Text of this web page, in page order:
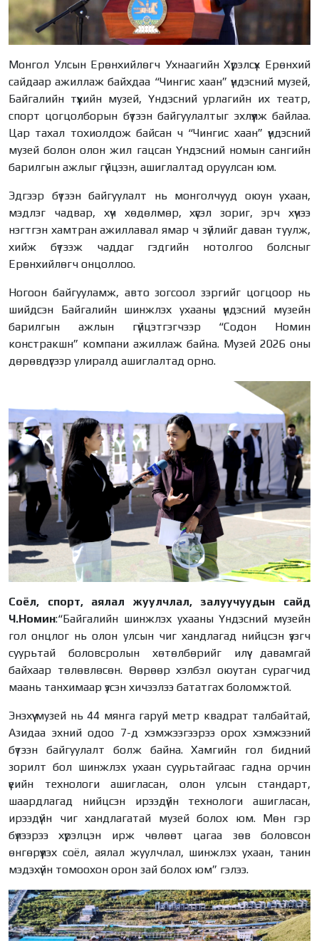
Монгол Улсын Ерөнхийлөгч Ухнаагийн Хүрэлсүх Ерөнхий
сайдаар ажиллаж байхдаа “Чингис хаан” үндэсний музей,
Байгалийн түүхийн музей, Үндэсний урлагийн их театр,
спорт цогцолборын бүтээн байгуулалтыг эхлүүлж байлаа.
Цар тахал тохиолдож байсан ч “Чингис хаан” үндэсний
музей болон олон жил гацсан Үндэсний номын сангийн
барилгын ажлыг гүйцээн, ашиглалтад оруулсан юм.
Эдгээр бүтээн байгуулалт нь монголчууд оюун ухаан,
мэдлэг чадвар, хүч хөдөлмөр, хүсэл зориг, эрч хүчээ
нэгтгэн хамтран ажиллавал ямар ч зүйлийг даван туулж,
хийж бүтээж чаддаг гэдгийн нотолгоо болсныг
Ерөнхийлөгч онцоллоо.
Ногоон байгууламж, авто зогсоол зэргийг цогцоор нь
шийдсэн Байгалийн шинжлэх ухааны үндэсний музейн
барилгын ажлын гүйцэтгэгчээр “Содон Номин
констракшн” компани ажиллаж байна. Музей 2026 оны
дөрөвдүгээр улиралд ашиглалтад орно.
Соёл, спорт, аялал жуулчлал, залуучуудын сайд
Ч.Номин:“Байгалийн шинжлэх ухааны Үндэсний музейн
гол онцлог нь олон улсын чиг хандлагад нийцсэн үзэгч
суурьтай боловсролын хөтөлбөрийг илүү давамгай
байхаар төлөвлөсөн. Өөрөөр хэлбэл оюутан сурагчид
маань танхимаар үзсэн хичээлээ бататгах боломжтой.
Энэхүү музей нь 44 мянга гаруй метр квадрат талбайтай,
Азидаа эхний одоо 7-д хэмжээгээрээ орох хэмжээний
бүтээн байгуулалт болж байна. Хамгийн гол бидний
зорилт бол шинжлэх ухаан суурьтайгаас гадна орчин
үеийн технологи ашигласан, олон улсын стандарт,
шаардлагад нийцсэн ирээдүйн технологи ашигласан,
ирээдүйн чиг хандлагатай музей болох юм. Мөн гэр
бүлээрээ хүрэлцэн ирж чөлөөт цагаа зөв боловсон
өнгөрүүлэх соёл, аялал жуулчлал, шинжлэх ухаан, танин
мэдэхүйн томоохон орон зай болох юм” гэлээ.